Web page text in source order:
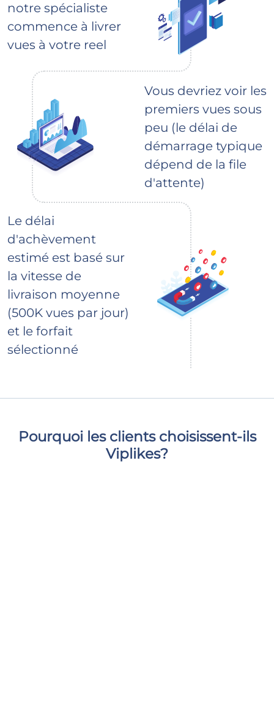
notre spécialiste
commence à livrer
vues à votre reel
Vous devriez voir les
premiers vues sous
peu (le délai de
démarrage typique
dépend de la file
d'attente)
Le délai
d'achèvement
estimé est basé sur
la vitesse de
livraison moyenne
(500K vues par jour)
et le forfait
sélectionné
Pourquoi les clients choisissent-ils
Viplikes?